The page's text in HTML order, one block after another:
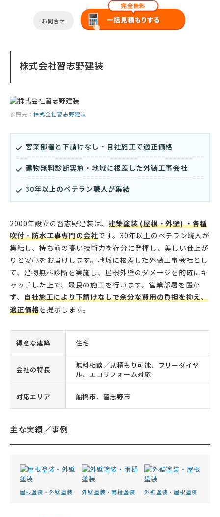
お問合せ
株式会社習志野建装
参照元： 株式会社習志野建装
営業部署と下請けなし・自社施工で適正価格
建物無料診断実施・地域に根差した外装工事会社
30年以上のベテラン職人が集結
2000年設立の習志野建装は、 建築塗装 (屋根・外壁) ・各種
吹付・防水工事専門の会社です。30年以上のベテラン職人が
集結し、持ち前の高い技術力を存分に発揮し、美しい仕上が
りと安心をお届けします。地域に根差した外装工事会社とし
て、建物無料診断を実施し、屋根外壁のダメージを的確にキ
ャッチした上で、最良の施工を行います。営業部署を置か
ず、 自社施工により下請けなしで余分な費用の負担を抑え、
適正価格を提示します。
得意な建築 住宅
会社の特長
無料相談／見積もり可能、フリーダイヤ
ル、エコリフォーム対応
対応エリア 船橋市、習志野市
主な実績／事例
屋根塗装・外壁塗装 外壁塗装・雨樋塗装 外壁塗装・屋根塗装